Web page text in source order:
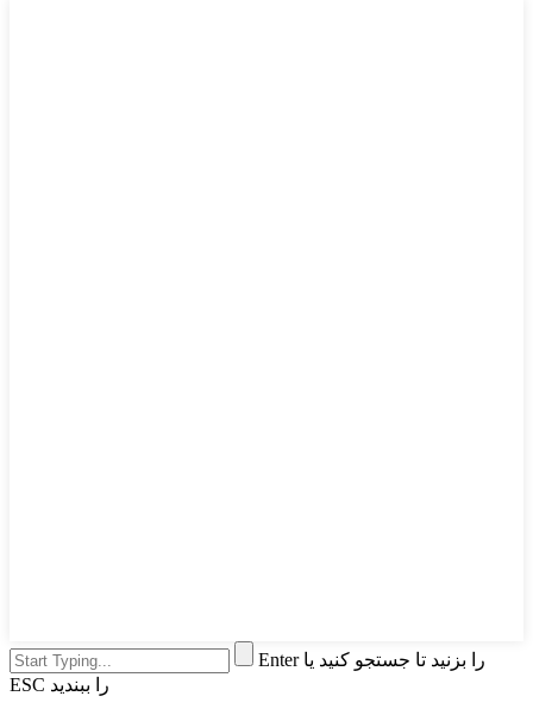
Enter را بزنید تا جستجو کنید یا
ESC را ببندید